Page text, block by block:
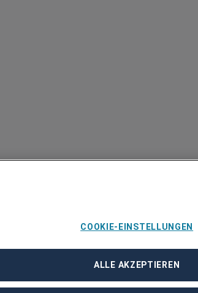
COOKIE-EINSTELLUNGEN
ALLE AKZEPTIEREN